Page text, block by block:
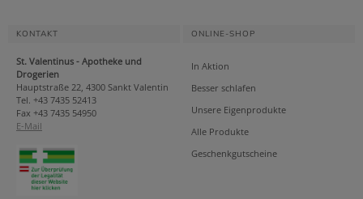
KONTAKT
St. Valentinus - Apotheke und
Drogerien
Hauptstraße 22, 4300 Sankt Valentin
Tel. +43 7435 52413
Fax +43 7435 54950
E-Mail
ONLINE-SHOP
In Aktion
Besser schlafen
Unsere Eigenprodukte
Alle Produkte
Geschenkgutscheine